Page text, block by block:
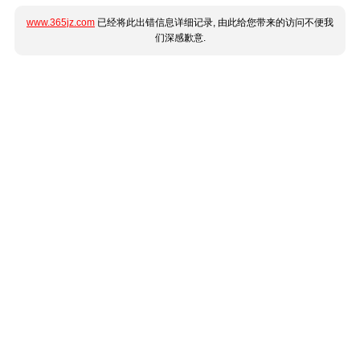
www.365jz.com 已经将此出错信息详细记录, 由此给您带来的访问不便我
们深感歉意.